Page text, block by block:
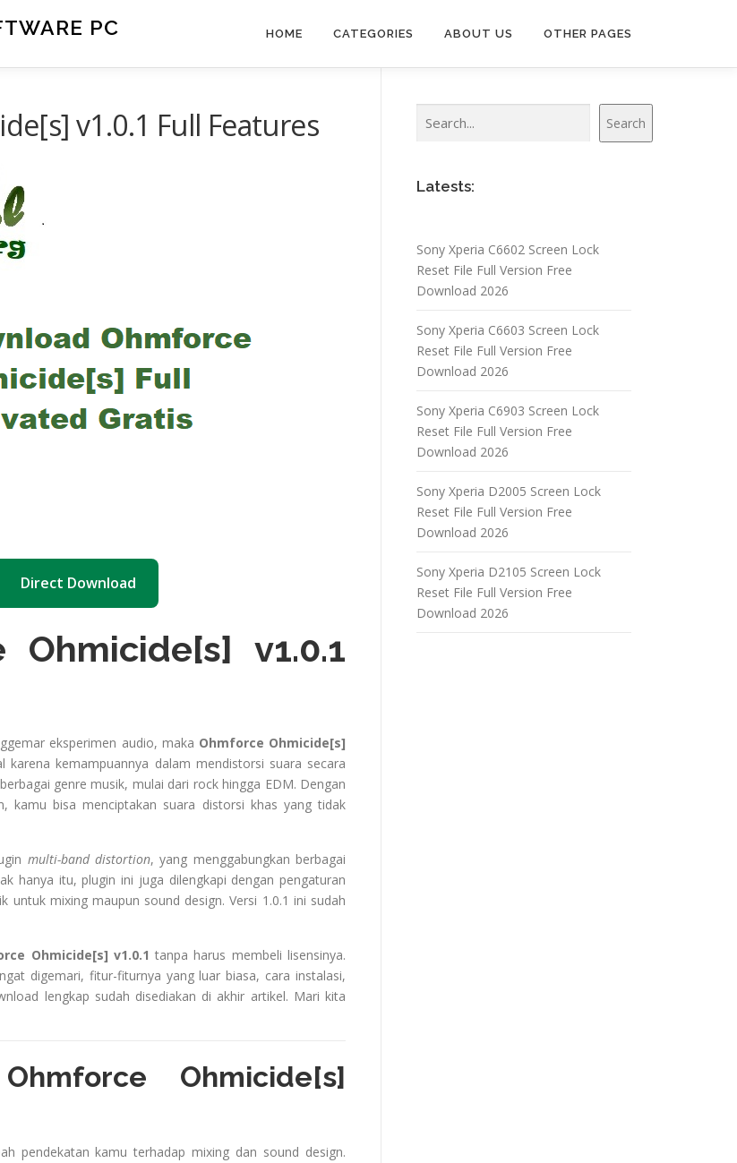
PC HOME CATEGORIES ABOUT US OTHER PAGES
v1.0.1 Full Features
Direct Download
v1.0.1
eksperimen audio, maka Ohmforce Ohmicide[s]
kemampuannya dalam mendistorsi suara secara
genre musik, mulai dari rock hingga EDM. Dengan
kamu bisa menciptakan suara distorsi khas yang tidak
multi-band distortion, yang menggabungkan berbagai
hanya itu, plugin ini juga dilengkapi dengan pengaturan
mixing maupun sound design. Versi 1.0.1 ini sudah
Ohmicide[s] v1.0.1 tanpa harus membeli lisensinya.
digemari, fitur-fiturnya yang luar biasa, cara instalasi,
lengkap sudah disediakan di akhir artikel. Mari kita
Ohmicide[s]
pendekatan kamu terhadap mixing dan sound design.
Search
Latests:
Sony Xperia C6602 Screen Lock
Reset File Full Version Free
Download 2026
Sony Xperia C6603 Screen Lock
Reset File Full Version Free
Download 2026
Sony Xperia C6903 Screen Lock
Reset File Full Version Free
Download 2026
Sony Xperia D2005 Screen Lock
Reset File Full Version Free
Download 2026
Sony Xperia D2105 Screen Lock
Reset File Full Version Free
Download 2026